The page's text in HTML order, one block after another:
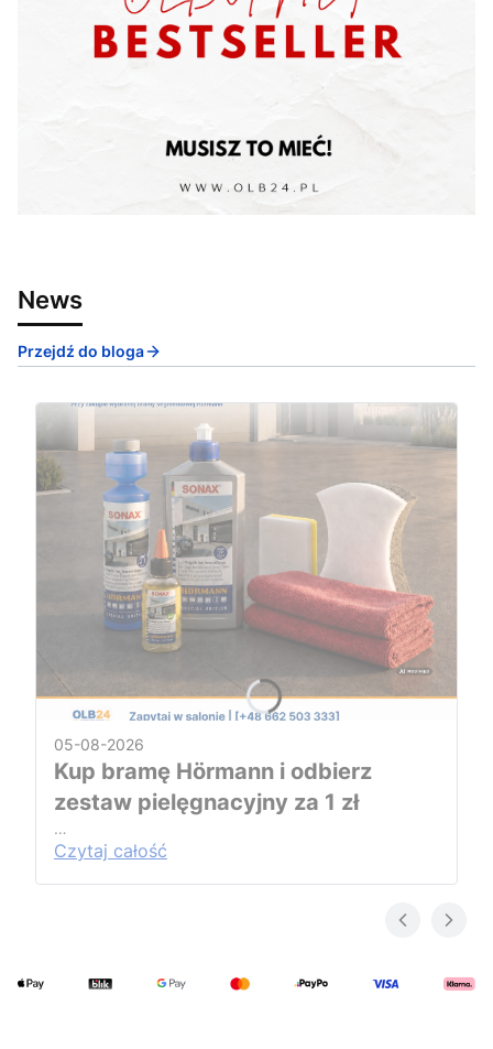
News
Przejdź do bloga
05-08-2026
Kup bramę Hörmann i odbierz
zestaw pielęgnacyjny za 1 zł
…
Czytaj całość